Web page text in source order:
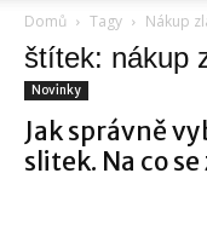
Domů Tagy Nákup
štítek: nákup
Novinky
Jak správně
slitek. Na co